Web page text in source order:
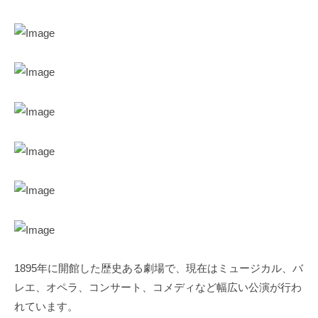
1895年に開館した歴史ある劇場で、現在はミュージカル、バ
レエ、オペラ、コンサート、コメディなど幅広い公演が行わ
れています。